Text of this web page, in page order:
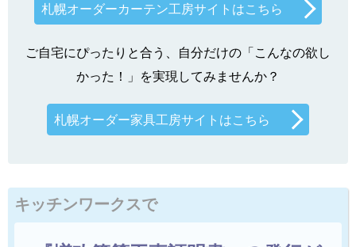
札幌オーダーカーテン工房サイトはこちら
ご自宅にぴったりと合う、自分だけの「こんなの欲し
かった！」を実現してみませんか？
札幌オーダー家具工房サイトはこちら
キッチンワークスで